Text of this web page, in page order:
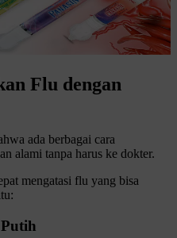
Flu dengan
ada berbagai cara
alami tanpa harus ke dokter.
mengatasi flu yang bisa